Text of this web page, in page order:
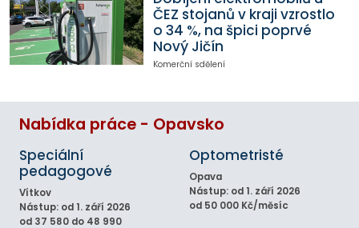
ČEZ stojanů v kraji vzrostlo
o 34 %, na špici poprvé
Nový Jičín
Komerční sdělení
Nabídka práce - Opavsko
Speciální
pedagogové
Vítkov
Nástup: od 1. září 2026
od 37 580 do 48 990
Optometristé
Opava
Nástup: od 1. září 2026
od 50 000 Kč/měsíc